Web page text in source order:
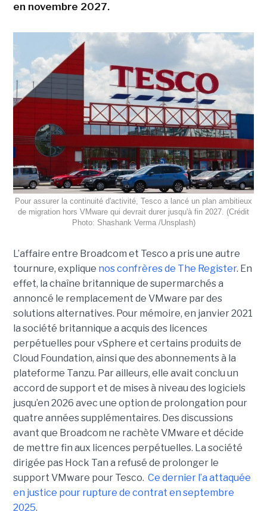
en novembre 2027.
Pour assurer la continuité d'activité, Tesco a lancé un plan ambitieux
de migration hors VMware qui devrait durer jusqu'à fin 2027. (Crédit
Photo: Shashank Verma /Unsplash)
L’affaire entre Broadcom et Tesco a pris une autre
tournure, explique nos confrères de The Register. En
effet, la chaîne britannique de supermarchés a
annoncé le remplacement de VMware par des
solutions alternatives. Pour mémoire, en janvier 2021
la société britannique a acquis des licences
perpétuelles pour vSphere et certains produits de
Cloud Foundation, ainsi que des abonnements à la
plateforme Tanzu. Par ailleurs, elle avait conclu un
accord de support et de mises à niveau des logiciels
jusqu’en 2026 avec une option de prolongation pour
quatre années supplémentaires. Des discussions
avant que Broadcom ne rachète VMware et décide
de mettre fin aux licences perpétuelles. La société
dirigée pas Hock Tan a refusé de prolonger le
support VMware pour Tesco. Ce dernier l’a attaquée
en justice pour rupture de contrat en septembre
2025.